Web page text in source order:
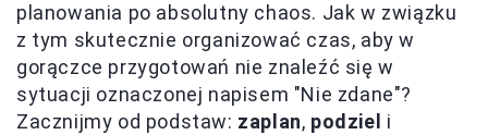
planowania po absolutny chaos. Jak w związku
z tym skutecznie organizować czas, aby w
gorączce przygotowań nie znaleźć się w
sytuacji oznaczonej napisem "Nie zdane"?
Zacznijmy od podstaw: zaplan, podziel i